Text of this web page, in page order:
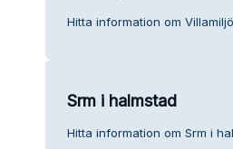
Hitta information om
Srm i halmstad
Hitta information om Srm i